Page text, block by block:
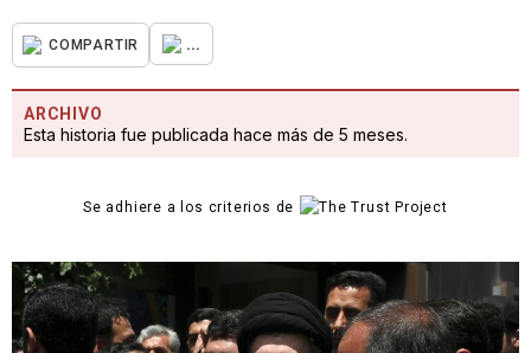
COMPARTIR ...
ARCHIVO
Esta historia fue publicada hace más de 5 meses.
Se adhiere a los criterios de